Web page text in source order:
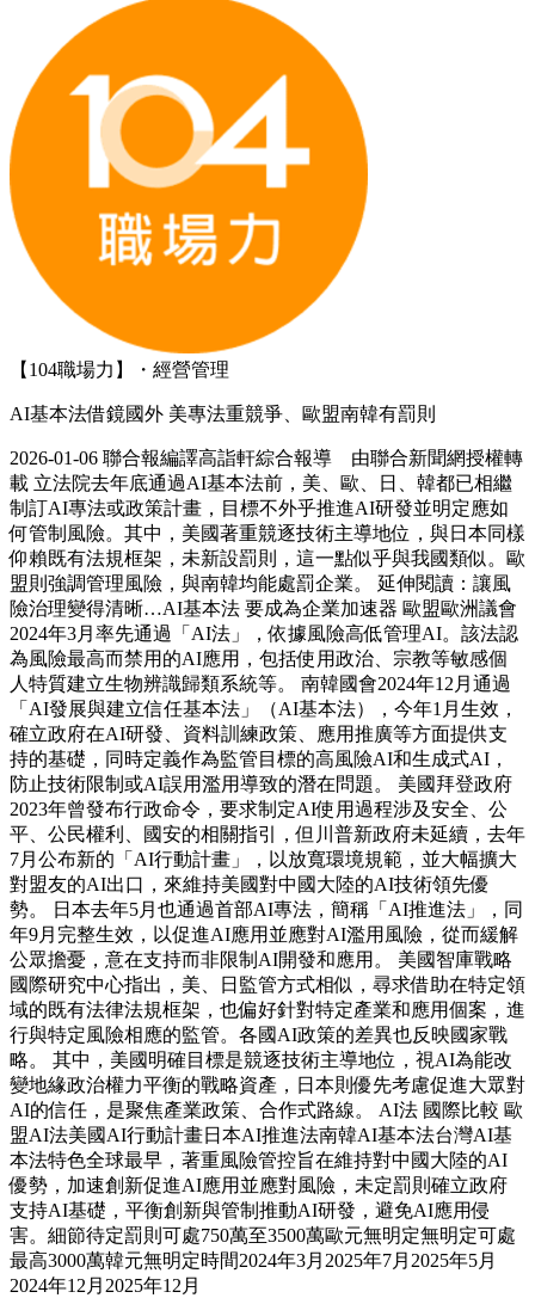
【104職場力】・經營管理
AI基本法借鏡國外 美專法重競爭、歐盟南韓有罰則
2026-01-06 聯合報編譯高詣軒綜合報導 由聯合新聞網授權轉
載 立法院去年底通過AI基本法前，美、歐、日、韓都已相繼
制訂AI專法或政策計畫，目標不外乎推進AI研發並明定應如
何管制風險。其中，美國著重競逐技術主導地位，與日本同樣
仰賴既有法規框架，未新設罰則，這一點似乎與我國類似。歐
盟則強調管理風險，與南韓均能處罰企業。 延伸閱讀：讓風
險治理變得清晰…AI基本法 要成為企業加速器 歐盟歐洲議會
2024年3月率先通過「AI法」，依據風險高低管理AI。該法認
為風險最高而禁用的AI應用，包括使用政治、宗教等敏感個
人特質建立生物辨識歸類系統等。 南韓國會2024年12月通過
「AI發展與建立信任基本法」（AI基本法），今年1月生效，
確立政府在AI研發、資料訓練政策、應用推廣等方面提供支
持的基礎，同時定義作為監管目標的高風險AI和生成式AI，
防止技術限制或AI誤用濫用導致的潛在問題。 美國拜登政府
2023年曾發布行政命令，要求制定AI使用過程涉及安全、公
平、公民權利、國安的相關指引，但川普新政府未延續，去年
7月公布新的「AI行動計畫」，以放寬環境規範，並大幅擴大
對盟友的AI出口，來維持美國對中國大陸的AI技術領先優
勢。 日本去年5月也通過首部AI專法，簡稱「AI推進法」，同
年9月完整生效，以促進AI應用並應對AI濫用風險，從而緩解
公眾擔憂，意在支持而非限制AI開發和應用。 美國智庫戰略
國際研究中心指出，美、日監管方式相似，尋求借助在特定領
域的既有法律法規框架，也偏好針對特定產業和應用個案，進
行與特定風險相應的監管。各國AI政策的差異也反映國家戰
略。 其中，美國明確目標是競逐技術主導地位，視AI為能改
變地緣政治權力平衡的戰略資產，日本則優先考慮促進大眾對
AI的信任，是聚焦產業政策、合作式路線。 AI法 國際比較 歐
盟AI法美國AI行動計畫日本AI推進法南韓AI基本法台灣AI基
本法特色全球最早，著重風險管控旨在維持對中國大陸的AI
優勢，加速創新促進AI應用並應對風險，未定罰則確立政府
支持AI基礎，平衡創新與管制推動AI研發，避免AI應用侵
害。細節待定罰則可處750萬至3500萬歐元無明定無明定可處
最高3000萬韓元無明定時間2024年3月2025年7月2025年5月
2024年12月2025年12月